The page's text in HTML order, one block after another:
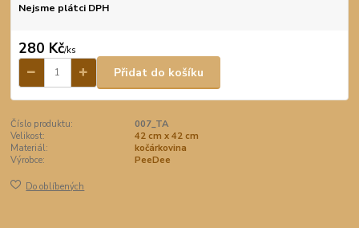
Nejsme plátci DPH
280 Kč/ks
Přidat do košíku
Číslo produktu:
007_TA
Velikost:
42 cm x 42 cm
Materiál:
kočárkovina
Výrobce:
PeeDee
Do oblíbených